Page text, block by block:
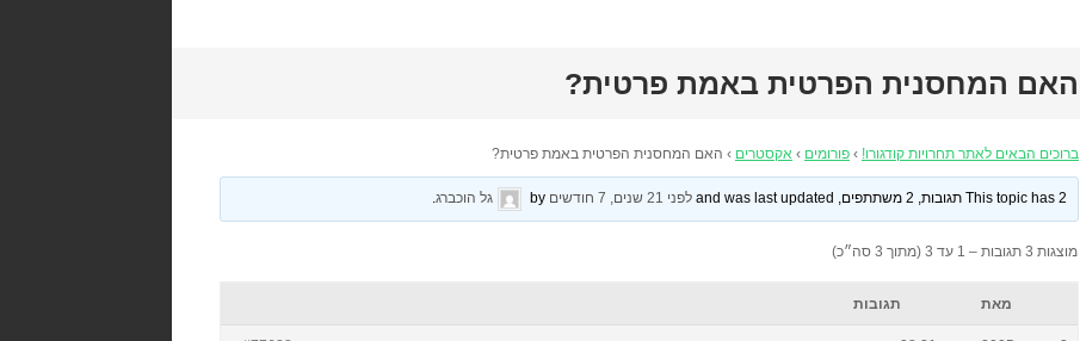
האם המחסנית הפרטית באמת פרטית?
ברוכים הבאים לאתר תחרויות קודגורו! › פורומים › אקסטרים › האם המחסנית הפרטית באמת פרטית?
This topic has 2 תגובות, 2 משתתפים, and was last updated לפני 21 שנים, 7 חודשים by גל הוכברג.
מוצגות 3 תגובות – 1 עד 3 (מתוך 3 סה״כ)
מאת תגובות